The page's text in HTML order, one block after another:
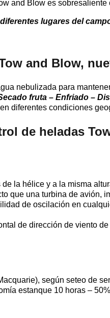
and Blow es
lugares del
and Blow,
nebulizada para
fruta – Enfriado –
diferentes condiciones
de heladas
la hélice y a la misma
que una turbina de avión,
de oscilación en
de dirección de viento de
según seteo de
estanque 10 horas –